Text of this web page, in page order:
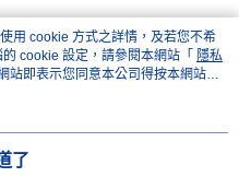
用 cookie 方式之詳情，及若您不希
cookie 設定，請參閱本網站「 隱私
站即表示您同意本公司得按本網站使
了